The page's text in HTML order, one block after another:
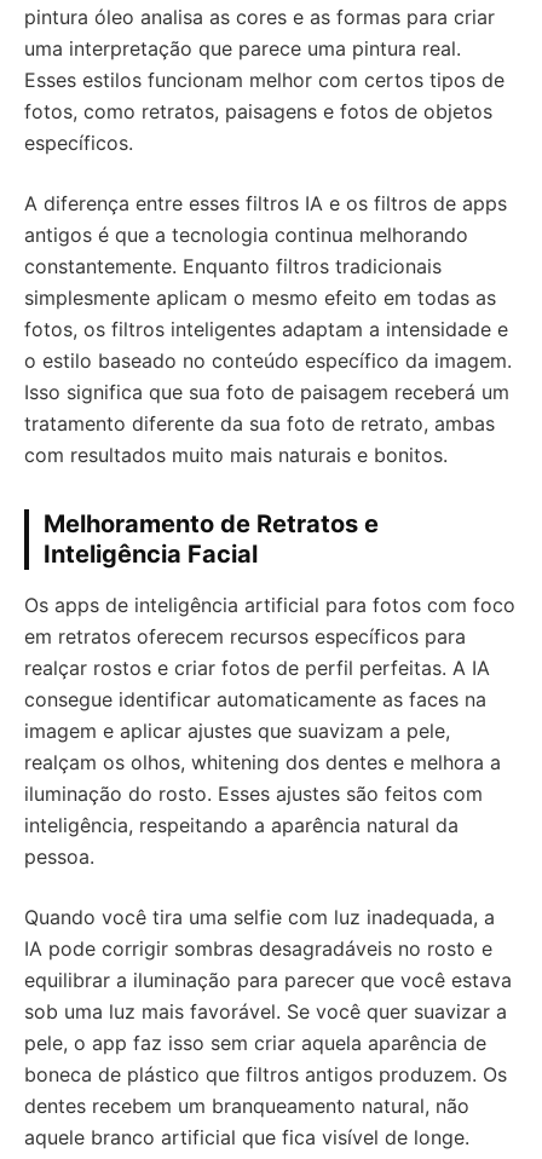
pintura óleo analisa as cores e as formas para criar
uma interpretação que parece uma pintura real.
Esses estilos funcionam melhor com certos tipos de
fotos, como retratos, paisagens e fotos de objetos
específicos.
A diferença entre esses filtros IA e os filtros de apps
antigos é que a tecnologia continua melhorando
constantemente. Enquanto filtros tradicionais
simplesmente aplicam o mesmo efeito em todas as
fotos, os filtros inteligentes adaptam a intensidade e
o estilo baseado no conteúdo específico da imagem.
Isso significa que sua foto de paisagem receberá um
tratamento diferente da sua foto de retrato, ambas
com resultados muito mais naturais e bonitos.
Melhoramento de Retratos e
Inteligência Facial
Os apps de inteligência artificial para fotos com foco
em retratos oferecem recursos específicos para
realçar rostos e criar fotos de perfil perfeitas. A IA
consegue identificar automaticamente as faces na
imagem e aplicar ajustes que suavizam a pele,
realçam os olhos, whitening dos dentes e melhora a
iluminação do rosto. Esses ajustes são feitos com
inteligência, respeitando a aparência natural da
pessoa.
Quando você tira uma selfie com luz inadequada, a
IA pode corrigir sombras desagradáveis no rosto e
equilibrar a iluminação para parecer que você estava
sob uma luz mais favorável. Se você quer suavizar a
pele, o app faz isso sem criar aquela aparência de
boneca de plástico que filtros antigos produzem. Os
dentes recebem um branqueamento natural, não
aquele branco artificial que fica visível de longe.